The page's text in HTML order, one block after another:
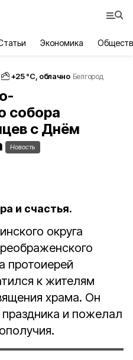
Экономика
+25°С, облачно Белгород
собора
с Днём
Новость
и счастья.
округа
протоиерей
к жителям
храма. Он
и пожелал